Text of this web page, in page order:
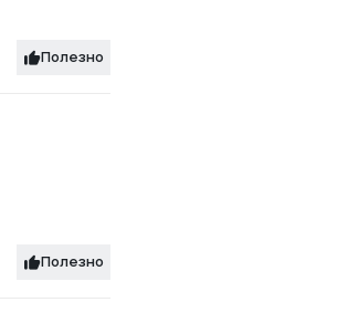
Полезно
Полезно